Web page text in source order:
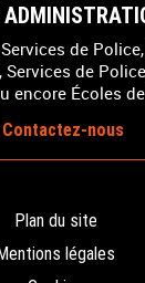
de
Services de
encore Écoles de
nous
Plan du site
légales